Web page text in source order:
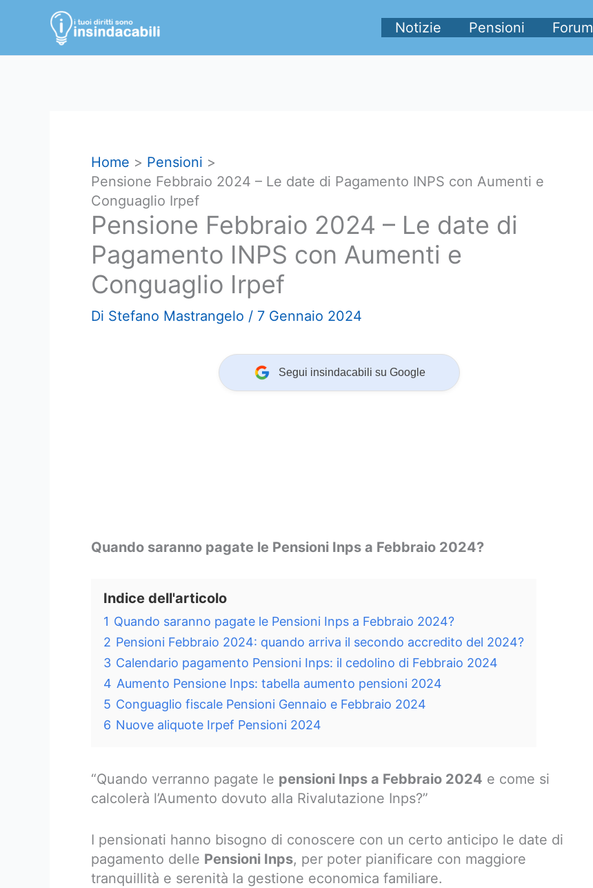
contenuto
Notizie Pensioni Forum
Home
Pensioni
Pensione Febbraio 2024 – Le date di Pagamento INPS con Aumenti e
Conguaglio Irpef
Pensione Febbraio 2024 – Le date di
Pagamento INPS con Aumenti e
Conguaglio Irpef
Di Stefano Mastrangelo / 7 Gennaio 2024
Segui insindacabili su Google
Quando saranno pagate le Pensioni Inps a Febbraio 2024?
Indice dell'articolo
1 Quando saranno pagate le Pensioni Inps a Febbraio 2024?
2 Pensioni Febbraio 2024: quando arriva il secondo accredito del 2024?
3 Calendario pagamento Pensioni Inps: il cedolino di Febbraio 2024
4 Aumento Pensione Inps: tabella aumento pensioni 2024
5 Conguaglio fiscale Pensioni Gennaio e Febbraio 2024
6 Nuove aliquote Irpef Pensioni 2024
“Quando verranno pagate le pensioni Inps a Febbraio 2024 e come si
calcolerà l’Aumento dovuto alla Rivalutazione Inps?”
I pensionati hanno bisogno di conoscere con un certo anticipo le date di
pagamento delle Pensioni Inps, per poter pianificare con maggiore
tranquillità e serenità la gestione economica familiare.